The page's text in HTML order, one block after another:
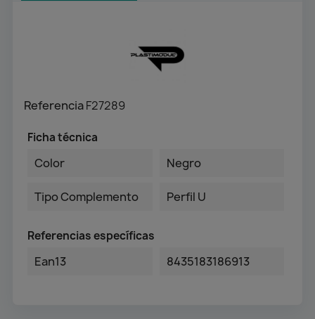
ReferenciaF27289
Ficha técnica
Color Negro
Tipo Complemento Perfil U
Referencias específicas
Ean13 8435183186913